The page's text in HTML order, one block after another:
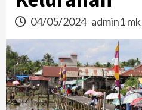
04/05/2024 admin1 mk